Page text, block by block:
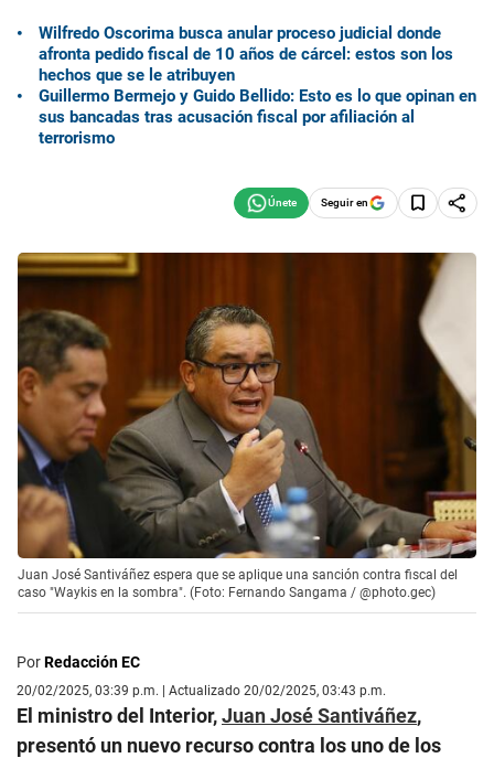
Wilfredo Oscorima busca anular proceso judicial donde
afronta pedido fiscal de 10 años de cárcel: estos son los
hechos que se le atribuyen
Guillermo Bermejo y Guido Bellido: Esto es lo que opinan en
sus bancadas tras acusación fiscal por afiliación al
terrorismo
Seguir en
Juan José Santiváñez espera que se aplique una sanción contra fiscal del
caso "Waykis en la sombra". (Foto: Fernando Sangama / @photo.gec)
PorRedacción EC
20/02/2025, 03:39 p.m. | Actualizado 20/02/2025, 03:43 p.m.
El ministro del Interior,Juan José Santiváñez,
presentó un nuevo recurso contra los uno de los